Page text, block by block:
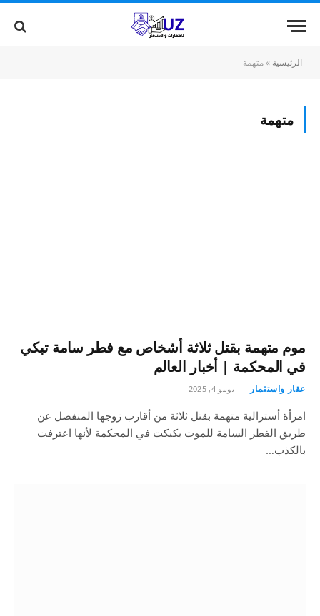
الرئيسية »متهمة
متهمة
موم متهمة بقتل ثلاثة أشخاص مع فطر سامة تبكي
في المحكمة | أخبار العالم
عقار واستثمار يونيو 4, 2025
امرأة أسترالية متهمة بقتل ثلاثة من أقارب زوجها المنفصل عن
طريق الفطر السامة للموت بكبكت في المحكمة لأنها اعترفت
بالكذب…